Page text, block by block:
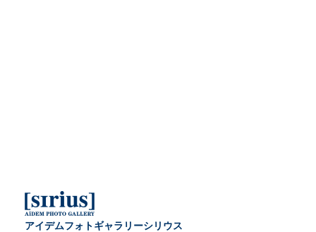
アイデムフォトギャラリーシリウス